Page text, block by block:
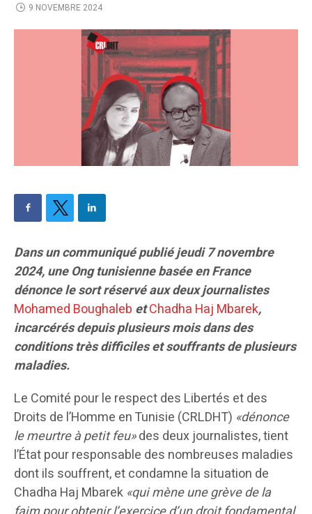
9 NOVEMBRE 2024
Dans un communiqué publié jeudi 7 novembre
2024, une Ong tunisienne basée en France
dénonce le sort réservé aux deux journalistes
Mohamed Boughaleb etChadha Haj Mbarek,
incarcérés depuis plusieurs mois dans des
conditions très difficiles et souffrants de plusieurs
maladies.
Le Comité pour le respect des Libertés et des
Droits de l’Homme en Tunisie (CRLDHT) «dénonce
le meurtre à petit feu»des deux journalistes, tient
l’État pour responsable des nombreuses maladies
dont ils souffrent, et condamne la situation de
Chadha Haj Mbarek «qui mène une grève de la